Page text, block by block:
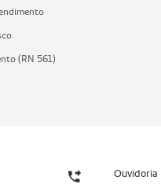
(RN 561)
Ouvidoria